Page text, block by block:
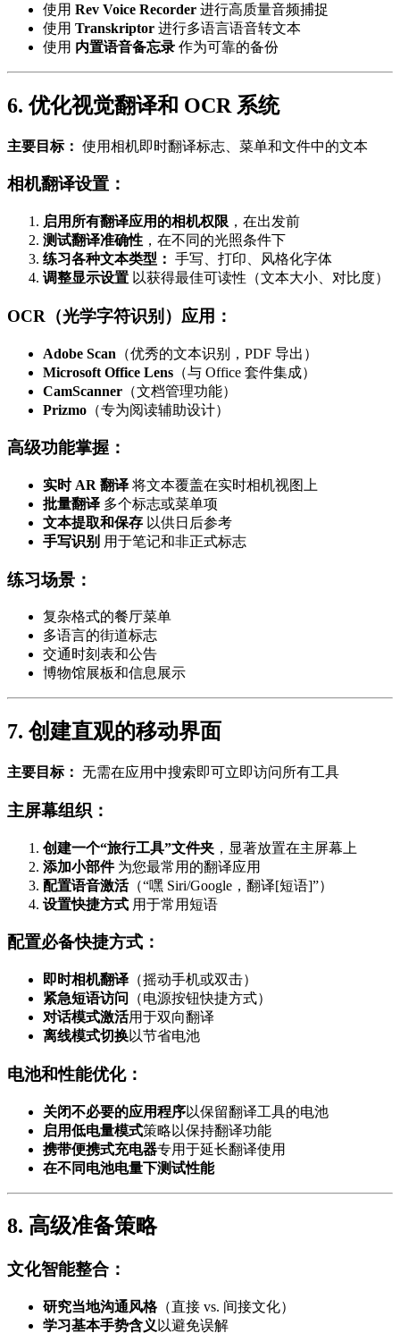
使用 Rev Voice Recorder 进行高质量音频捕捉
使用 Transkriptor 进行多语言语音转文本
使用 内置语音备忘录 作为可靠的备份
6. 优化视觉翻译和 OCR 系统
主要目标： 使用相机即时翻译标志、菜单和文件中的文本
相机翻译设置：
启用所有翻译应用的相机权限 ，在出发前
测试翻译准确性 ，在不同的光照条件下
练习各种文本类型： 手写、打印、风格化字体
调整显示设置 以获得最佳可读性（文本大小、对比度）
OCR（光学字符识别）应用：
Adobe Scan （优秀的文本识别，PDF 导出）
Microsoft Office Lens （与 Office 套件集成）
CamScanner （文档管理功能）
Prizmo （专为阅读辅助设计）
高级功能掌握：
实时 AR 翻译 将文本覆盖在实时相机视图上
批量翻译 多个标志或菜单项
文本提取和保存 以供日后参考
手写识别 用于笔记和非正式标志
练习场景：
复杂格式的餐厅菜单
多语言的街道标志
交通时刻表和公告
博物馆展板和信息展示
7. 创建直观的移动界面
主要目标： 无需在应用中搜索即可立即访问所有工具
主屏幕组织：
创建一个“旅行工具”文件夹 ，显著放置在主屏幕上
添加小部件为您最常用的翻译应用
配置语音激活（“嘿 Siri/Google，翻译[短语]”）
设置快捷方式 用于常用短语
配置必备快捷方式：
即时相机翻译 （摇动手机或双击）
紧急短语访问
（电源按钮快捷方式）
对话模式激活用于双向翻译
离线模式切换以节省电池
电池和性能优化：
关闭不必要的应用程序以保留翻译工具的电池
启用低电量模式策略以保持翻译功能
携带便携式充电器专用于延长翻译使用
在不同电池电量下测试性能
8. 高级准备策略
文化智能整合：
研究当地沟通风格（直接 vs. 间接文化）
学习基本手势含义 以避免误解